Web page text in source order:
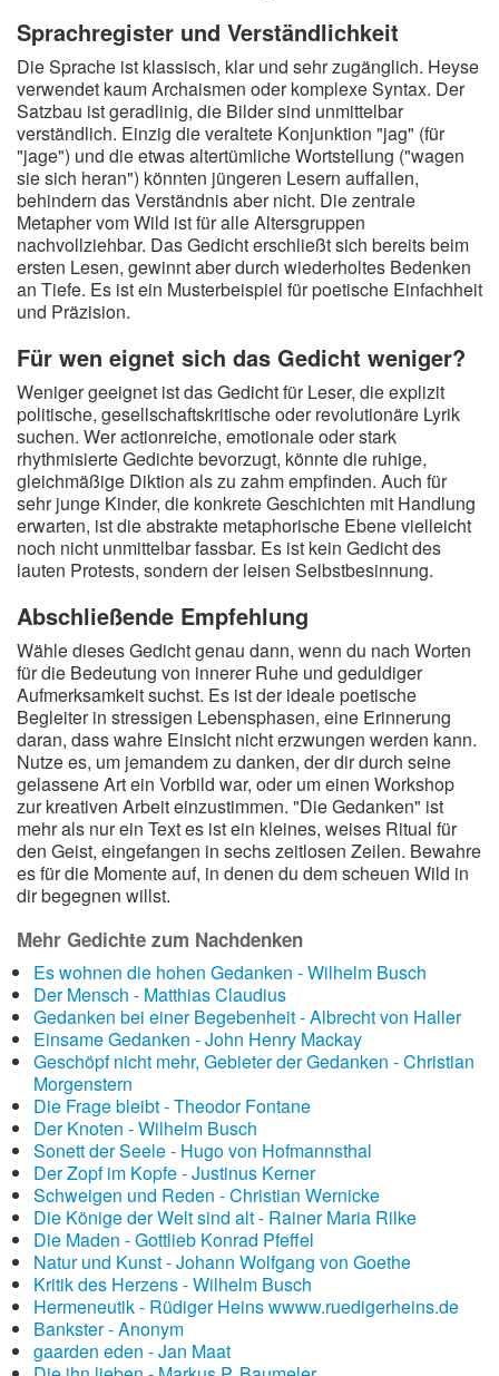
Sprachregister und Verständlichkeit
Die Sprache ist klassisch, klar und sehr zugänglich. Heyse
verwendet kaum Archaismen oder komplexe Syntax. Der
Satzbau ist geradlinig, die Bilder sind unmittelbar
verständlich. Einzig die veraltete Konjunktion "jag" (für
"jage") und die etwas altertümliche Wortstellung ("wagen
sie sich heran") könnten jüngeren Lesern auffallen,
behindern das Verständnis aber nicht. Die zentrale
Metapher vom Wild ist für alle Altersgruppen
nachvollziehbar. Das Gedicht erschließt sich bereits beim
ersten Lesen, gewinnt aber durch wiederholtes Bedenken
an Tiefe. Es ist ein Musterbeispiel für poetische Einfachheit
und Präzision.
Für wen eignet sich das Gedicht weniger?
Weniger geeignet ist das Gedicht für Leser, die explizit
politische, gesellschaftskritische oder revolutionäre Lyrik
suchen. Wer actionreiche, emotionale oder stark
rhythmisierte Gedichte bevorzugt, könnte die ruhige,
gleichmäßige Diktion als zu zahm empfinden. Auch für
sehr junge Kinder, die konkrete Geschichten mit Handlung
erwarten, ist die abstrakte metaphorische Ebene vielleicht
noch nicht unmittelbar fassbar. Es ist kein Gedicht des
lauten Protests, sondern der leisen Selbstbesinnung.
Abschließende Empfehlung
Wähle dieses Gedicht genau dann, wenn du nach Worten
für die Bedeutung von innerer Ruhe und geduldiger
Aufmerksamkeit suchst. Es ist der ideale poetische
Begleiter in stressigen Lebensphasen, eine Erinnerung
daran, dass wahre Einsicht nicht erzwungen werden kann.
Nutze es, um jemandem zu danken, der dir durch seine
gelassene Art ein Vorbild war, oder um einen Workshop
zur kreativen Arbeit einzustimmen. "Die Gedanken" ist
mehr als nur ein Text es ist ein kleines, weises Ritual für
den Geist, eingefangen in sechs zeitlosen Zeilen. Bewahre
es für die Momente auf, in denen du dem scheuen Wild in
dir begegnen willst.
Mehr Gedichte zum Nachdenken
Es wohnen die hohen Gedanken - Wilhelm Busch
Der Mensch - Matthias Claudius
Gedanken bei einer Begebenheit - Albrecht von Haller
Einsame Gedanken - John Henry Mackay
Geschöpf nicht mehr, Gebieter der Gedanken - Christian
Morgenstern
Die Frage bleibt - Theodor Fontane
Der Knoten - Wilhelm Busch
Sonett der Seele - Hugo von Hofmannsthal
Der Zopf im Kopfe - Justinus Kerner
Schweigen und Reden - Christian Wernicke
Die Könige der Welt sind alt - Rainer Maria Rilke
Die Maden - Gottlieb Konrad Pfeffel
Natur und Kunst - Johann Wolfgang von Goethe
Kritik des Herzens - Wilhelm Busch
Hermeneutik - Rüdiger Heins wwww.ruedigerheins.de
Bankster - Anonym
gaarden eden - Jan Maat